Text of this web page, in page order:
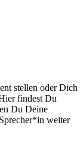
stellen oder Dich
findest Du
Du Deine
weiter